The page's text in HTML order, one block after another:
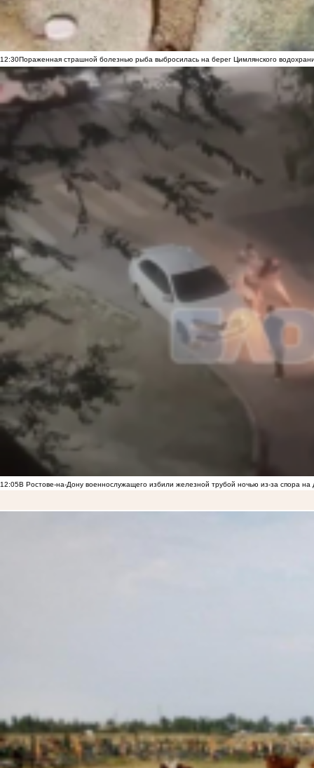
12:30Пораженная страшной болезнью рыба выбросилась на берег Цимлянского
12:05В Ростове-на-Дону военнослужащего избили железной трубой ночью из-за спора на